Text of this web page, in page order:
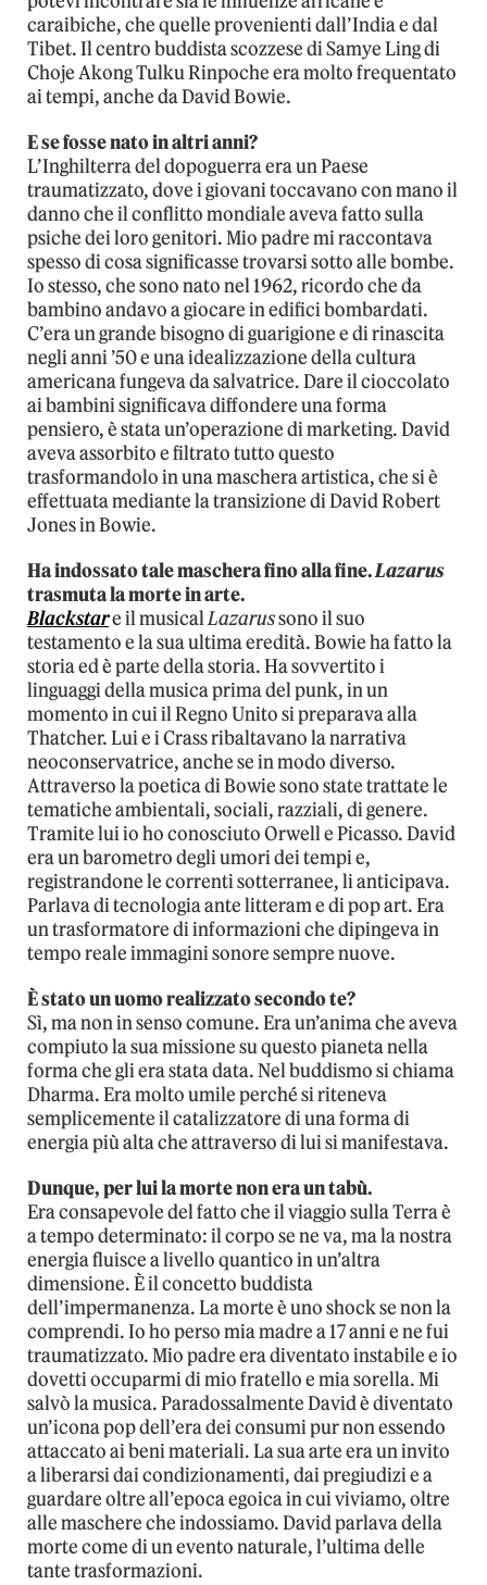
caraibiche, che quelle provenienti dall’India e dal
Tibet. Il centro buddista scozzese di Samye Ling di
Choje Akong Tulku Rinpoche era molto frequentato
ai tempi, anche da David Bowie.
E se fosse nato in altri anni?
L’Inghilterra del dopoguerra era un Paese
traumatizzato, dove i giovani toccavano con mano il
danno che il conflitto mondiale aveva fatto sulla
psiche dei loro genitori. Mio padre mi raccontava
spesso di cosa significasse trovarsi sotto alle bombe.
Io stesso, che sono nato nel 1962, ricordo che da
bambino andavo a giocare in edifici bombardati.
C’era un grande bisogno di guarigione e di rinascita
negli anni ’50 e una idealizzazione della cultura
americana fungeva da salvatrice. Dare il cioccolato
ai bambini significava diffondere una forma
pensiero, è stata un’operazione di marketing. David
aveva assorbito e filtrato tutto questo
trasformandolo in una maschera artistica, che si è
effettuata mediante la transizione di David Robert
Jones in Bowie.
Ha indossato tale maschera fino alla fine.Lazarus
trasmuta la morte in arte.
Blackstare il musicalLazarussono il suo
testamento e la sua ultima eredità. Bowie ha fatto la
storia ed è parte della storia. Ha sovvertito i
linguaggi della musica prima del punk, in un
momento in cui il Regno Unito si preparava alla
Thatcher. Lui e i Crass ribaltavano la narrativa
neoconservatrice, anche se in modo diverso.
Attraverso la poetica di Bowie sono state trattate le
tematiche ambientali, sociali, razziali, di genere.
Tramite lui io ho conosciuto Orwell e Picasso. David
era un barometro degli umori dei tempi e,
registrandone le correnti sotterranee, li anticipava.
Parlava di tecnologia ante litteram e di pop art. Era
un trasformatore di informazioni che dipingeva in
tempo reale immagini sonore sempre nuove.
È stato un uomo realizzato secondo te?
Sì, ma non in senso comune. Era un’anima che aveva
compiuto la sua missione su questo pianeta nella
forma che gli era stata data. Nel buddismo si chiama
Dharma. Era molto umile perché si riteneva
semplicemente il catalizzatore di una forma di
energia più alta che attraverso di lui si manifestava.
Dunque, per lui la morte non era un tabù.
Era consapevole del fatto che il viaggio sulla Terra è
a tempo determinato: il corpo se ne va, ma la nostra
energia fluisce a livello quantico in un’altra
dimensione. È il concetto buddista
dell’impermanenza. La morte è uno shock se non la
comprendi. Io ho perso mia madre a 17 anni e ne fui
traumatizzato. Mio padre era diventato instabile e io
dovetti occuparmi di mio fratello e mia sorella. Mi
salvò la musica. Paradossalmente David è diventato
un’icona pop dell’era dei consumi pur non essendo
attaccato ai beni materiali. La sua arte era un invito
a liberarsi dai condizionamenti, dai pregiudizi e a
guardare oltre all’epoca egoica in cui viviamo, oltre
alle maschere che indossiamo. David parlava della
morte come di un evento naturale, l’ultima delle
tante trasformazioni.